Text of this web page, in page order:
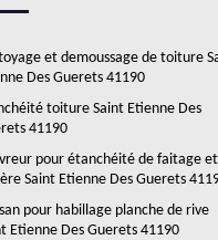
Couverture, il va
et demoussage de toiture
Des Guerets 41190
toiture Saint Etienne Des
41190
pour étanchéité de faitage et
Saint Etienne Des Guerets
pour habillage planche de rive
Etienne Des Guerets 41190